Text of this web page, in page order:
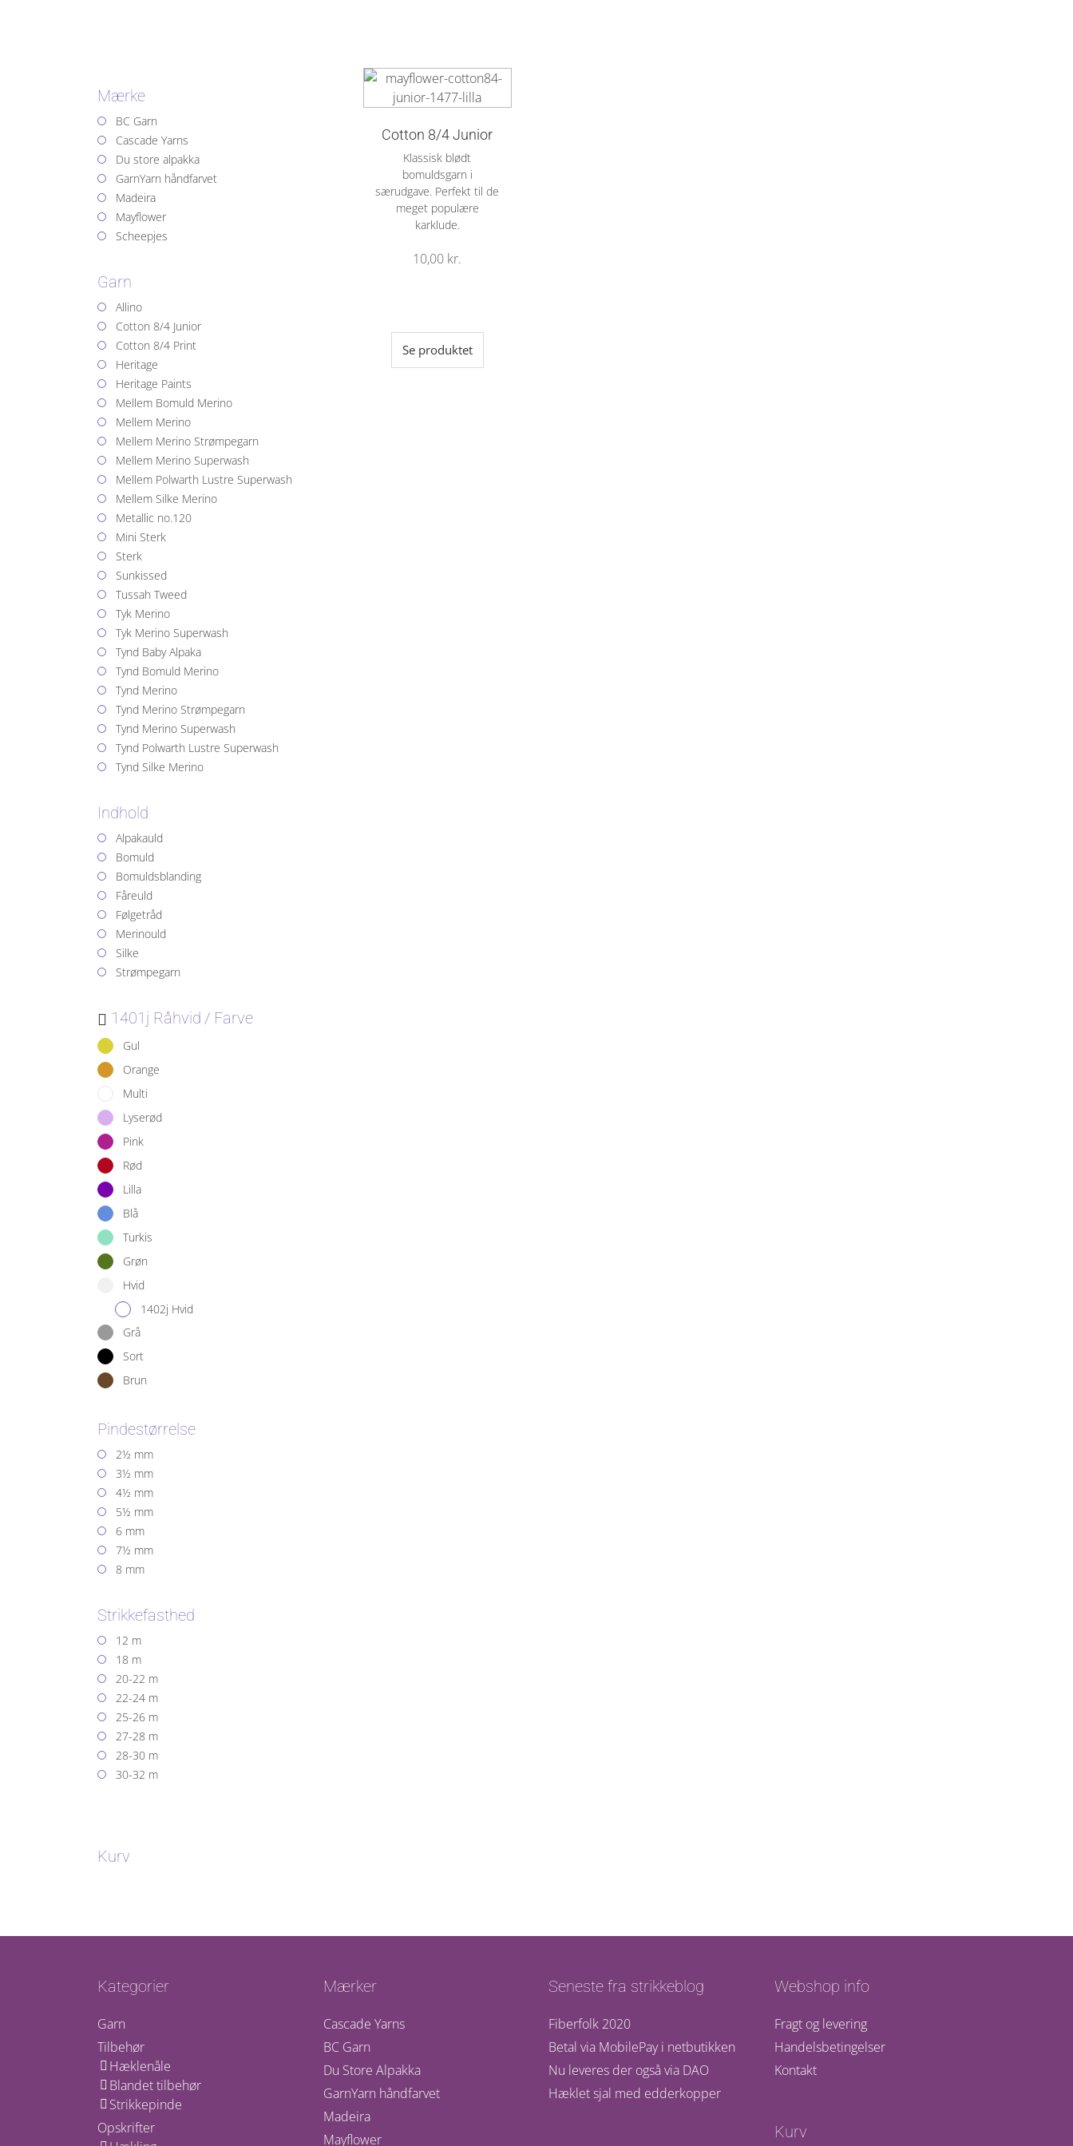
Cotton 8/4 Junior
Klassisk blødt
bomuldsgarn i
særudgave. Perfekt til de
meget populære
karklude.
10,00 kr.
Se produktet
Mærke
BC Garn
Cascade Yarns
Du store alpakka
GarnYarn håndfarvet
Madeira
Mayflower
Scheepjes
Garn
Allino
Cotton 8/4 Junior
Cotton 8/4 Print
Heritage
Heritage Paints
Mellem Bomuld Merino
Mellem Merino
Mellem Merino Strømpegarn
Mellem Merino Superwash
Mellem Polwarth Lustre Superwash
Mellem Silke Merino
Metallic no.120
Mini Sterk
Sterk
Sunkissed
Tussah Tweed
Tyk Merino
Tyk Merino Superwash
Tynd Baby Alpaka
Tynd Bomuld Merino
Tynd Merino
Tynd Merino Strømpegarn
Tynd Merino Superwash
Tynd Polwarth Lustre Superwash
Tynd Silke Merino
Indhold
Alpakauld
Bomuld
Bomuldsblanding
Fåreuld
Følgetråd
Merinould
Silke
Strømpegarn
1401j Råhvid Farve
Gul
Orange
Multi
Lyserød
Pink
Rød
Lilla
Blå
Turkis
Grøn
Hvid
1402j Hvid
Grå
Sort
Brun
Pindestørrelse
2½ mm
3½ mm
4½ mm
5½ mm
6 mm
7½ mm
8 mm
Strikkefasthed
12 m
18 m
20-22 m
22-24 m
25-26 m
27-28 m
28-30 m
30-32 m
Kurv
Kategorier
Garn
Tilbehør
Hæklenåle
Blandet tilbehør
Strikkepinde
Opskrifter
Mærker
Cascade Yarns
BC Garn
Du Store Alpakka
GarnYarn håndfarvet
Madeira
Mayflower
Seneste fra strikkeblog
Fiberfolk 2020
Betal via MobilePay i netbutikken
Nu leveres der også via DAO
Hæklet sjal med edderkopper
Webshop info
Fragt og levering
Handelsbetingelser
Kontakt
Kurv